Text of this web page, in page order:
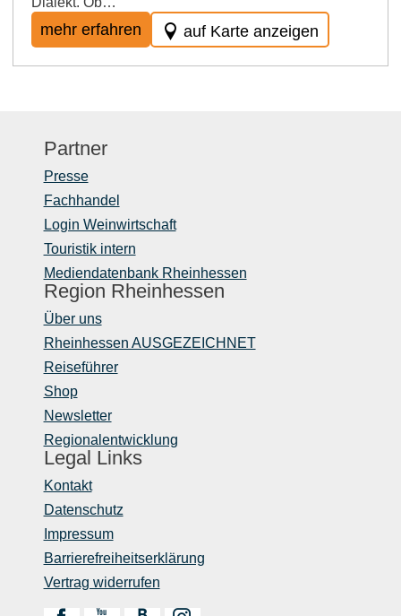
mehr erfahren auf Karte anzeigen
Partner
Presse
Fachhandel
Login Weinwirtschaft
Touristik intern
Mediendatenbank Rheinhessen
Region Rheinhessen
Über uns
Rheinhessen AUSGEZEICHNET
Reiseführer
Shop
Newsletter
Regionalentwicklung
Legal Links
Kontakt
Datenschutz
Impressum
Barrierefreiheitserklärung
Vertrag widerrufen